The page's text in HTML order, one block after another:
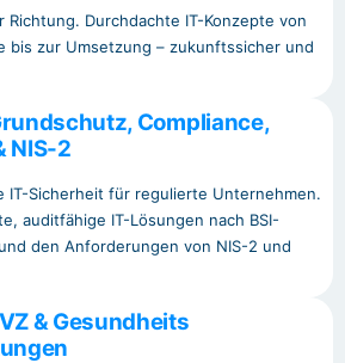
Richtung. Durchdachte IT-Konzepte von
bis zur Umsetzung – zukunftssicher und
Compliance,
NIS-2
IT-Sicherheit für regulierte Unternehmen.
auditfähige IT-Lösungen nach BSI-
den Anforderungen von NIS-2 und
& Gesundheits